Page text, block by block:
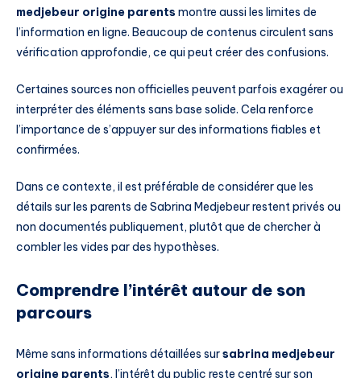
medjebeur origine parents montre aussi les limites de
l’information en ligne. Beaucoup de contenus circulent sans
vérification approfondie, ce qui peut créer des confusions.
Certaines sources non officielles peuvent parfois exagérer ou
interpréter des éléments sans base solide. Cela renforce
l’importance de s’appuyer sur des informations fiables et
confirmées.
Dans ce contexte, il est préférable de considérer que les
détails sur les parents de Sabrina Medjebeur restent privés ou
non documentés publiquement, plutôt que de chercher à
combler les vides par des hypothèses.
Comprendre l’intérêt autour de son
parcours
Même sans informations détaillées sursabrina medjebeur
origine parents, l’intérêt du public reste centré sur son